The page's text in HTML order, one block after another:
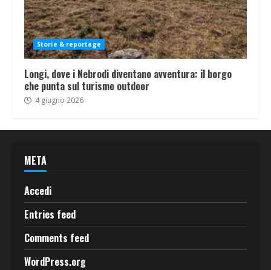
Storie & reportage
Longi, dove i Nebrodi diventano avventura: il borgo
che punta sul turismo outdoor
4 giugno 2026
META
Accedi
Entries feed
Comments feed
WordPress.org